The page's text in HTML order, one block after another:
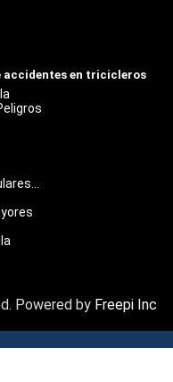
accidentes en tricicleros
Powered by Freepi Inc